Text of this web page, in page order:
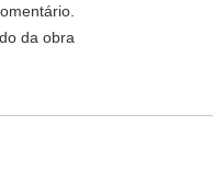
da obra